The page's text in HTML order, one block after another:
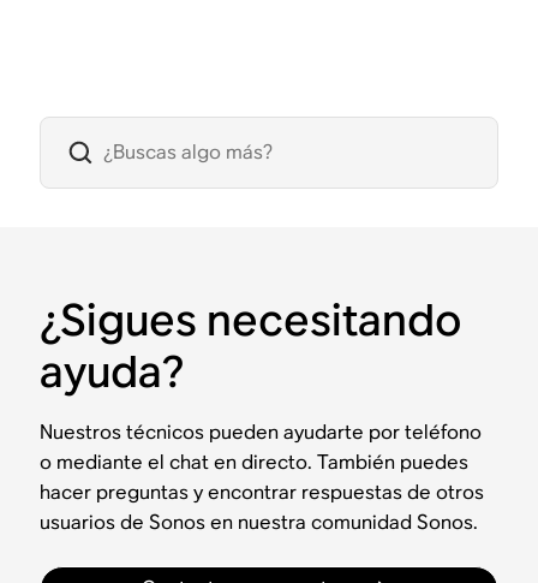
¿Sigues necesitando
ayuda?
Nuestros técnicos pueden ayudarte por teléfono
o mediante el chat en directo. También puedes
hacer preguntas y encontrar respuestas de otros
usuarios de Sonos en nuestra comunidad Sonos.